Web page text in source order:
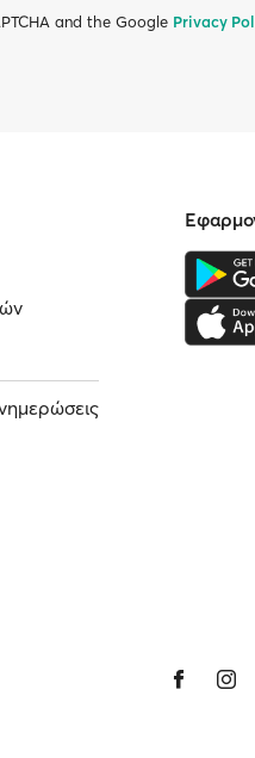
and the Google Privacy